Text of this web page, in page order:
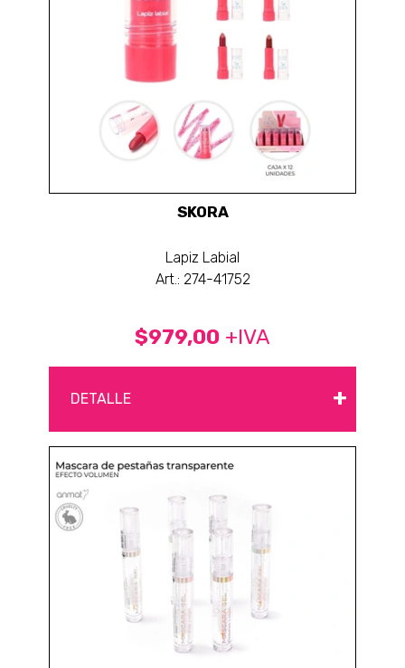
SKORA
Lapiz Labial
Art.: 274-41752
$979,00 +IVA
DETALLE +